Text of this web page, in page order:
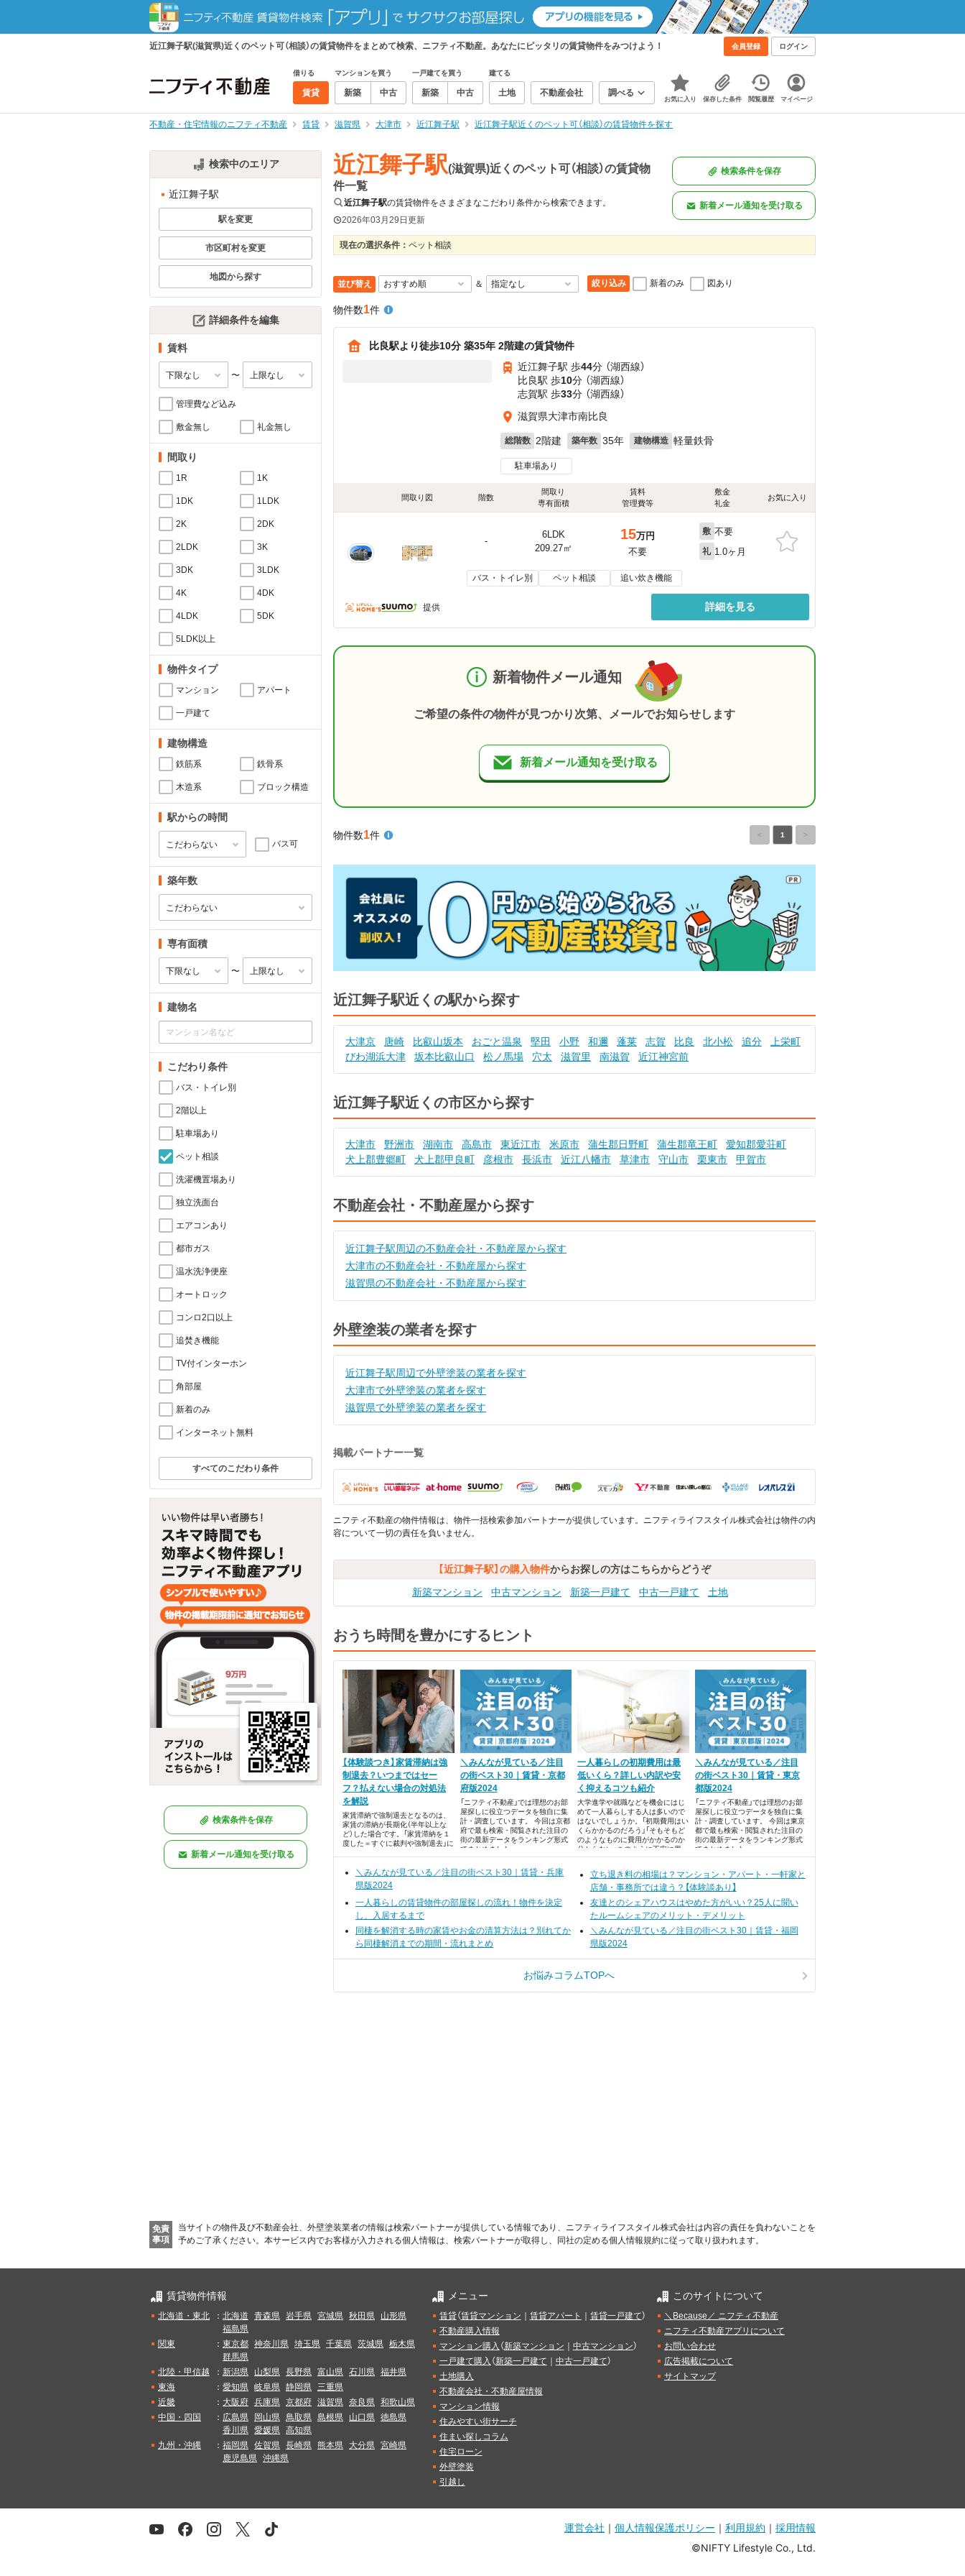
近江舞子駅(滋賀県)近くのペット可（相談）の賃貸物件をまとめて検索、ニフティ不動産。あなたにピッタリの賃貸物件をみつけよう！ 会員登録 ログイン
借りる
賃貸
マンションを買う
新築 中古
一戸建てを買う
新築 中古
建てる
土地 不動産会社 調べる
お気に入り 保存した条件 閲覧履歴 マイページ
不動産・住宅情報のニフティ不動産 賃貸 滋賀県 大津市 近江舞子駅 近江舞子駅近くのペット可（相談）の賃貸物件を探す
検索中のエリア
近江舞子駅
駅を変更
市区町村を変更
地図から探す
詳細条件を編集
賃料
〜
管理費など込み
敷金無し 礼金無し
間取り
1R 1K
1DK 1LDK
2K 2DK
2LDK 3K
3DK 3LDK
4K 4DK
4LDK 5DK
5LDK以上
物件タイプ
マンション アパート
一戸建て
建物構造
鉄筋系 鉄骨系
木造系 ブロック構造
駅からの時間
バス可
築年数
専有面積
〜
建物名
こだわり条件
バス・トイレ別
2階以上
駐車場あり
ペット相談
洗濯機置場あり
独立洗面台
エアコンあり
都市ガス
温水洗浄便座
オートロック
コンロ2口以上
追焚き機能
TV付インターホン
角部屋
新着のみ
インターネット無料
すべてのこだわり条件
検索条件を保存
新着メール通知を受け取る
近江舞子駅(滋賀県)近くのペット可（相談）の賃貸物
件一覧
近江舞子駅の賃貸物件をさまざまなこだわり条件から検索できます。
2026年03月29日更新
検索条件を保存
新着メール通知を受け取る
現在の選択条件： ペット相談
並び替え ＆ 絞り込み 新着のみ 図あり
物件数1件
比良駅より徒歩10分 築35年 2階建の賃貸物件
近江舞子駅 歩44分 （湖西線）
比良駅 歩10分 （湖西線）
志賀駅 歩33分 （湖西線）
滋賀県大津市南比良
総階数 2階建 築年数 35年 建物構造 軽量鉄骨
駐車場あり
間取り図 階数
間取り
専有面積
賃料
管理費等
敷金
礼金
お気に入り
-
6LDK
209.27㎡
15万円
不要
敷 不要
礼 1.0ヶ月
バス・トイレ別 ペット相談 追い炊き機能
提供 詳細を見る
新着物件メール通知
ご希望の条件の物件が見つかり次第、メールでお知らせします
新着メール通知を受け取る
物件数1件 < 1 >
近江舞子駅近くの駅から探す
大津京 唐崎 比叡山坂本 おごと温泉 堅田 小野 和邇 蓬莱 志賀 比良 北小松 追分
上栄町
びわ湖浜大津
坂本比叡山口 松ノ馬場 穴太 滋賀里 南滋賀 近江神宮前
近江舞子駅近くの市区から探す
大津市 野洲市 湖南市 高島市 東近江市 米原市 蒲生郡日野町 蒲生郡竜王町
愛知郡愛荘町
犬上郡豊郷町
犬上郡甲良町 彦根市 長浜市 近江八幡市 草津市 守山市 栗東市 甲賀市
不動産会社・不動産屋から探す
近江舞子駅周辺の不動産会社・不動産屋から探す
大津市の不動産会社・不動産屋から探す
滋賀県の不動産会社・不動産屋から探す
外壁塗装の業者を探す
近江舞子駅周辺で外壁塗装の業者を探す
大津市で外壁塗装の業者を探す
滋賀県で外壁塗装の業者を探す
掲載パートナー一覧
ニフティ不動産の物件情報は、物件一括検索参加パートナーが提供しています。ニフティライフスタイル株式会社は物件の内
容について一切の責任を負いません。
【近江舞子駅】の購入物件からお探しの方はこちらからどうぞ
新築マンション
中古マンション 新築一戸建て 中古一戸建て 土地
おうち時間を豊かにするヒント
【体験談つき】家賃滞納は強
制退去？いつまではセー
フ？払えない場合の対処法
を解説
家賃滞納で強制退去となるのは、
家賃の滞納が長期化（半年以上な
ど）した場合です。「家賃滞納を１
度した＝すぐに裁判や強制退去」に
れば「延滞損害金」が発生し、賃貸
借契約の内容によっては「取り立て
が厳しい」「今後の生活に影響する」
ケースもあります。
＼みんなが見ている／注目
の街ベスト30｜賃貸・京都
府版2024
「ニフティ不動産」では理想のお部
屋探しに役立つデータを独自に集
計・調査しています。 今回は京都
府で最も検索・閲覧された注目の
街の最新データをランキング形式
でまとめました。
一人暮らしの初期費用は最
低いくら？詳しい内訳や安
く抑えるコツも紹介
大学進学や就職などを機会にはじ
めて一人暮らしする人は多いので
はないでしょうか。「初期費用はい
くらかかるのだろう」「そもそもど
のようなものに費用がかかるのか
分からない」このように不安に思っ
ている人はいませんか？
＼みんなが見ている／注目
の街ベスト30｜賃貸・東京
都版2024
「ニフティ不動産」では理想のお部
屋探しに役立つデータを独自に集
計・調査しています。 今回は東京
都で最も検索・閲覧された注目の
街の最新データをランキング形式
でまとめました。
＼みんなが見ている／注目の街ベスト30｜賃貸・兵庫
県版2024
立ち退き料の相場は？マンション・アパート・一軒家と
店舗・事務所では違う？【体験談あり】
一人暮らしの賃貸物件の部屋探しの流れ！物件を決定
し、入居するまで
友達とのシェアハウスはやめた方がいい？25人に聞い
たルームシェアのメリット・デメリット
同棲を解消する時の家賃やお金の清算方法は？別れてか
ら同棲解消までの期間・流れまとめ
＼みんなが見ている／注目の街ベスト30｜賃貸・福岡
県版2024
お悩みコラムTOPへ
免責
事項
当サイトの物件及び不動産会社、外壁塗装業者の情報は検索パートナーが提供している情報であり、ニフティライフスタイル株式会社は内容の責任を負わないことを
予めご了承ください。 本サービス内でお客様が入力される個人情報は、検索パートナーが取得し、同社の定める個人情報規約に従って取り扱われます。
賃貸物件情報
北海道・東北 ： 北海道 青森県 岩手県 宮城県 秋田県
山形県
福島県
関東
： 東京都 神奈川県 埼玉県 千葉県 茨城県 栃木県
群馬県
北陸・甲信越
： 新潟県 山梨県 長野県 富山県 石川県 福井県
東海
： 愛知県 岐阜県 静岡県 三重県
近畿
： 大阪府 兵庫県 京都府 滋賀県 奈良県 和歌山県
中国・四国
： 広島県 岡山県 鳥取県 島根県 山口県 徳島県
香川県 愛媛県 高知県
九州・沖縄
： 福岡県 佐賀県 長崎県 熊本県 大分県 宮崎県
鹿児島県 沖縄県
メニュー
賃貸（賃貸マンション 賃貸アパート 賃貸一戸建て）
不動産購入情報
マンション購入 （新築マンション 中古マンション）
一戸建て購入 （新築一戸建て 中古一戸建て）
土地購入
不動産会社・不動産屋情報
マンション情報
住みやすい街サーチ
住まい探しコラム
住宅ローン
外壁塗装
引越し
このサイトについて
＼Because／ ニフティ不動産
ニフティ不動産アプリについて
お問い合わせ
広告掲載について
サイトマップ
運営会社 ｜ 個人情報保護ポリシー ｜ 利用規約 ｜ 採用情報
©NIFTY Lifestyle Co., Ltd.